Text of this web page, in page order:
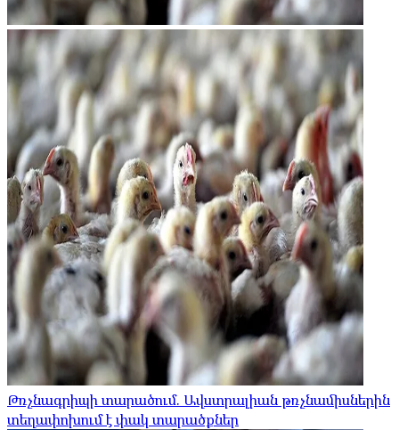
Թռչնագրիպի տարածում. Ավստրալիան թռչնամիսներին
տեղափոխում է փակ տարածքներ